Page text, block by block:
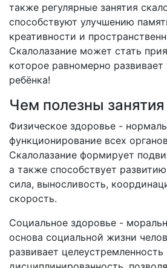
также регулярные занятия
способствуют улучшению
креативности и
Скалолазание может стать
которое равномерно
ребёнка!
Чем полезны занятия
Физическое здоровье -
функционирование всех
Скалолазание формирует
а также способствует
сила, выносливость,
скорость.
Социальное здоровье -
основа социальной жизни
развивает целеустремленность